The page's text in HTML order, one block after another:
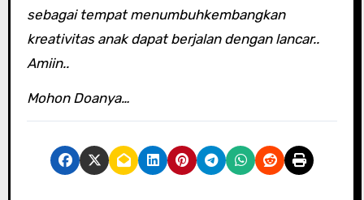
sebagai tempat menumbuhkembangkan
kreativitas anak dapat berjalan dengan lancar..
Amiin..
Mohon Doanya…